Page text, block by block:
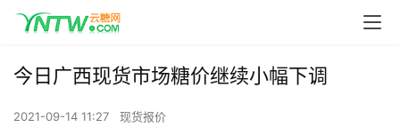
今日广西现货市场糖价继续小幅下调
2021-09-14 11:27 现货报价